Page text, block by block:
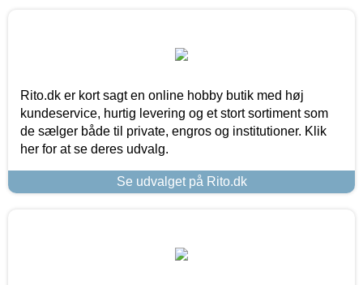
Rito.dk er kort sagt en online hobby butik med høj
kundeservice, hurtig levering og et stort sortiment som
de sælger både til private, engros og institutioner. Klik
her for at se deres udvalg.
Se udvalget på Rito.dk